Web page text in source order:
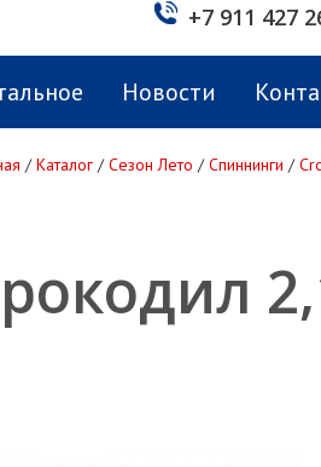
+7 911 427
Новости
/Каталог /Сезон Лето /Спиннинги /